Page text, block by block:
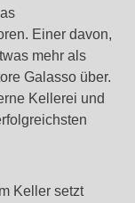
Einer davon,
mehr als
Galasso über.
Kellerei und
Keller setzt